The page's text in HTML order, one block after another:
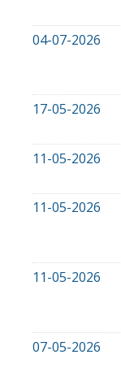
04-07-2026
17-05-2026
11-05-2026
11-05-2026
11-05-2026
07-05-2026